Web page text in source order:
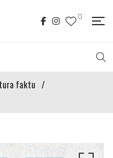
0
faktu /